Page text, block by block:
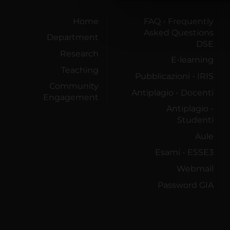
che hanno raccolto dal tuo
Home
Department
Research
Teaching
Community
Engagement
FAQ - Frequently
Asked Questions
DSE
E-learning
Pubblicazioni - IRIS
Antiplagio - Docenti
Antiplagio -
Studenti
Aule
Esami - ESSE3
Webmail
Password GIA